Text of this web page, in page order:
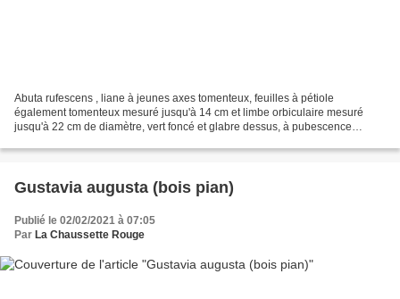
Abuta rufescens , liane à jeunes axes tomenteux, feuilles à pétiole
également tomenteux mesuré jusqu'à 14 cm et limbe orbiculaire mesuré
jusqu'à 22 cm de diamètre, vert foncé et glabre dessus, à pubescence
Gustavia augusta (bois pian)
Publié le 02/02/2021 à 07:05
Par La Chaussette Rouge